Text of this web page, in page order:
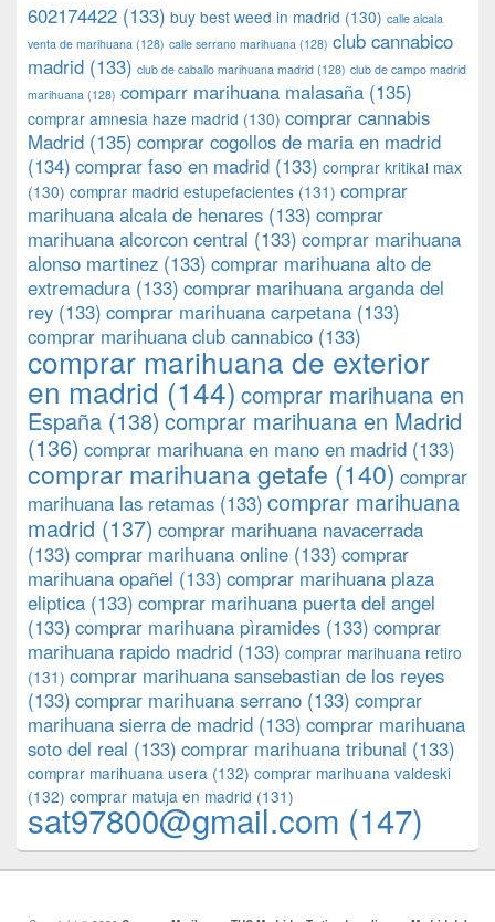
602174422 (133) buy best weed in madrid (130) calle alcala
venta de marihuana (128) calle serrano marihuana (128) club cannabico
madrid (133) club de caballo marihuana madrid (128) club de campo madrid
marihuana (128) comparr marihuana malasaña (135)
comprar amnesia haze madrid (130) comprar cannabis
Madrid (135) comprar cogollos de maria en madrid
(134) comprar faso en madrid (133) comprar kritikal max
(130) comprar madrid estupefacientes (131) comprar
marihuana alcala de henares (133) comprar
marihuana alcorcon central (133) comprar marihuana
alonso martinez (133) comprar marihuana alto de
extremadura (133) comprar marihuana arganda del
rey (133) comprar marihuana carpetana (133)
comprar marihuana club cannabico (133)
comprar marihuana de exterior
en madrid (144) comprar marihuana en
España (138) comprar marihuana en Madrid
(136) comprar marihuana en mano en madrid (133)
comprar marihuana getafe (140) comprar
marihuana las retamas (133) comprar marihuana
madrid (137) comprar marihuana navacerrada
(133) comprar marihuana online (133) comprar
marihuana opañel (133) comprar marihuana plaza
eliptica (133) comprar marihuana puerta del angel
(133) comprar marihuana pìramides (133) comprar
marihuana rapido madrid (133) comprar marihuana retiro
(131) comprar marihuana sansebastian de los reyes
(133) comprar marihuana serrano (133) comprar
marihuana sierra de madrid (133) comprar marihuana
soto del real (133) comprar marihuana tribunal (133)
comprar marihuana usera (132) comprar marihuana valdeski
(132) comprar matuja en madrid (131)
sat97800@gmail.com (147)